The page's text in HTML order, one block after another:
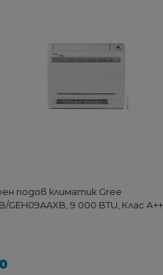
Инверторен подов климатик
GEH12AAXD/GEH12AAXD, 12